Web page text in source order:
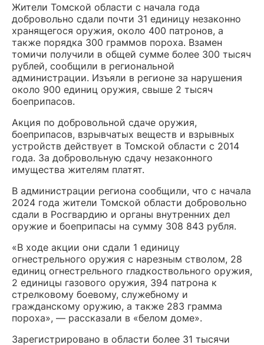
Жители Томской области с начала года
добровольно сдали почти 31 единицу незаконно
хранящегося оружия, около 400 патронов, а
также порядка 300 граммов пороха. Взамен
томичи получили в общей сумме более 300 тысяч
рублей, сообщили в региональной
администрации. Изъяли в регионе за нарушения
около 900 единиц оружия, свыше 2 тысяч
боеприпасов.
Акция по добровольной сдаче оружия,
боеприпасов, взрывчатых веществ и взрывных
устройств действует в Томской области с 2014
года. За добровольную сдачу незаконного
имущества жителям платят.
В администрации региона сообщили, что с начала
2024 года жители Томской области добровольно
сдали в Росгвардию и органы внутренних дел
оружие и боеприпасы на сумму 308 843 рубля.
«В ходе акции они сдали 1 единицу
огнестрельного оружия с нарезным стволом, 28
единиц огнестрельного гладкоствольного оружия,
2 единицы газового оружия, 394 патрона к
стрелковому боевому, служебному и
гражданскому оружию, а также 283 грамма
пороха», — рассказали в «белом доме».
Зарегистрировано в области более 31 тысячи